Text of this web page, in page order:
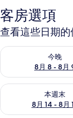
客房選項
查看這些日期
今晚
8月 8 - 8月
查看今晚 (8月 8 - 8
本週末
8月 14 - 8月
查看本週末 (8月 14 -